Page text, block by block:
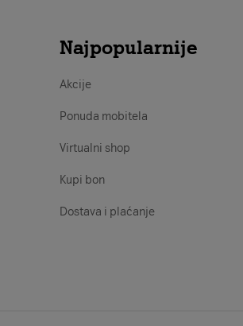
Najpopularnije
Akcije
Ponuda mobitela
Virtualni shop
Kupi bon
Dostava i plaćanje